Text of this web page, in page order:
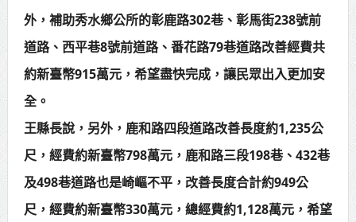
外，補助秀水鄉公所的彰鹿路302巷、彰馬街238號前
道路、西平巷8號前道路、番花路79巷道路改善經費共
約新臺幣915萬元，希望盡快完成，讓民眾出入更加安
全。
王縣長說，另外，鹿和路四段道路改善長度約1,235公
尺，經費約新臺幣798萬元，鹿和路三段198巷、432巷
及498巷道路也是崎嶇不平，改善長度合計約949公
尺，經費約新臺幣330萬元，總經費約1,128萬元，希望